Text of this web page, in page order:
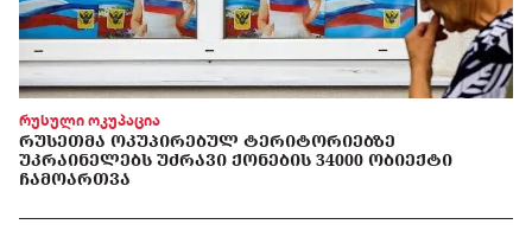
რუსული ოკუპაცია
ᲠᲣᲡᲔᲗᲛᲐ ᲝᲙᲣᲞᲘᲠᲔᲑᲣᲚ ᲢᲔᲠᲘᲢᲝᲠᲘᲔᲑᲖᲔ
ᲣᲙᲠᲐᲘᲜᲔᲚᲔᲑᲡ ᲣᲫᲠᲐᲕᲘ ᲥᲝᲜᲔᲑᲘᲡ 34000 ᲝᲑᲘᲔᲥᲢᲘ
ᲩᲐᲛᲝᲐᲠᲗᲕᲐ